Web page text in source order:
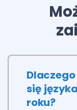
się
roku?